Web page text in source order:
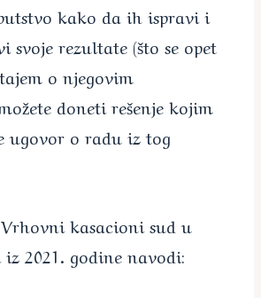
kako da ih ispravi i
svoje rezultate (što se opet
o njegovim
doneti rešenje kojim
ugovor o radu iz tog
kasacioni sud u
2021. godine navodi: